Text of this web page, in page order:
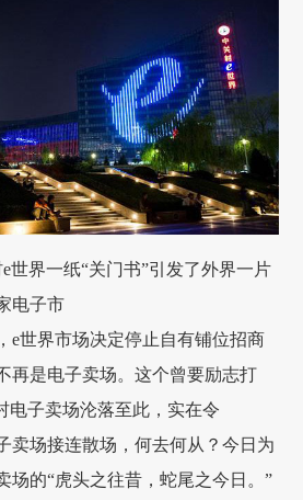
世界一纸“关门书”引发了外界一片
电子市
e世界市场决定停止自有铺位招商
再是电子卖场。这个曾要励志打
电子卖场沦落至此，实在令
卖场接连散场，何去何从？今日为
场的“虎头之往昔，蛇尾之今日。”